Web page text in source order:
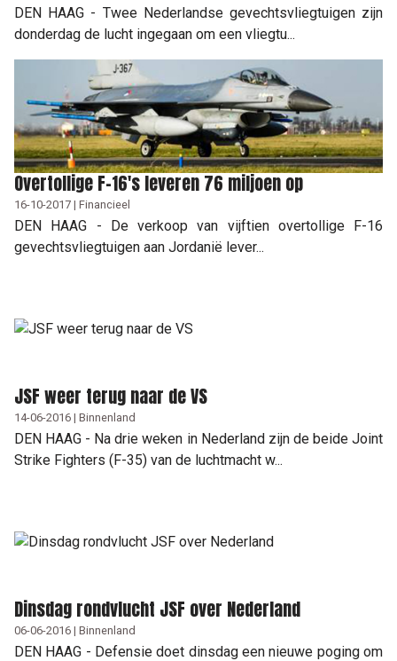
DEN HAAG - Twee Nederlandse gevechtsvliegtuigen zijn
donderdag de lucht ingegaan om een vliegtu...
Overtollige F-16's leveren 76 miljoen op
16-10-2017 | Financieel
DEN HAAG - De verkoop van vijftien overtollige F-16
gevechtsvliegtuigen aan Jordanië lever...
JSF weer terug naar de VS
14-06-2016 | Binnenland
DEN HAAG - Na drie weken in Nederland zijn de beide Joint
Strike Fighters (F-35) van de luchtmacht w...
Dinsdag rondvlucht JSF over Nederland
06-06-2016 | Binnenland
DEN HAAG - Defensie doet dinsdag een nieuwe poging om